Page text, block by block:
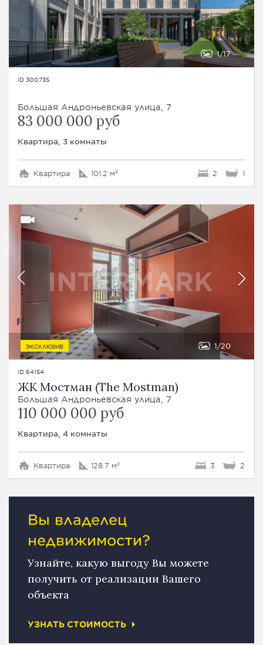
1 17
ID 300735
Большая Андроньевская улица, 7
83 000 000 руб
Квартира, 3 комнаты
Квартира 101.2 м² 2 1
ЭКСКЛЮЗИВ 1 20
ID 64154
ЖК Мостман (The Mostman)
Большая Андроньевская улица, 7
110 000 000 руб
Квартира, 4 комнаты
Квартира 128.7 м² 3 2
Вы владелец
недвижимости?
Узнайте, какую выгоду Вы можете
получить от реализации Вашего
объекта
УЗНАТЬ СТОИМОСТЬ